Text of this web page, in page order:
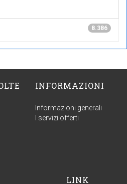
8.386
INFORMAZIONI
Informazioni generali
I servizi offerti
LINK